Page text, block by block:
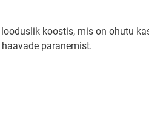
koostis, mis on ohutu
paranemist.